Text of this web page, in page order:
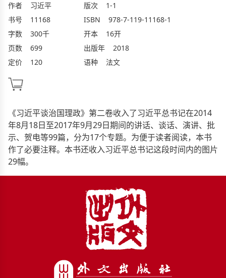
作者
习近平
书号
11168
字数
300千
页数
699
定价
120
版次
1-1
ISBN
978-7-119-11168-1
开本
16开
出版年
2018
语种
法文
《习近平谈治国理政》第二卷收入了习近平总书记在2014
年8月18日至2017年9月29日期间的讲话、谈话、演讲、批
示、贺电等99篇，分为17个专题。为便于读者阅读，本书
作了必要注释。本书还收入习近平总书记这段时间内的图片
29幅。